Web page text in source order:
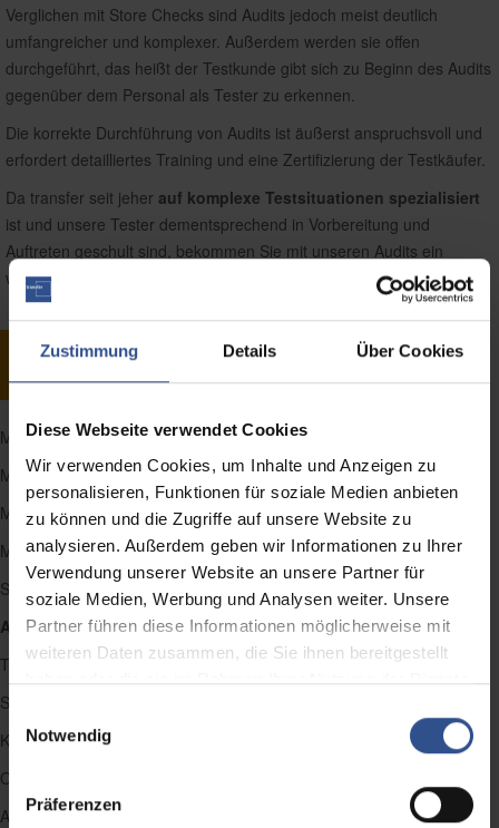
Zustimmung Details Über Cookies
Diese Webseite verwendet Cookies
Wir verwenden Cookies, um Inhalte und Anzeigen zu
personalisieren, Funktionen für soziale Medien anbieten
zu können und die Zugriffe auf unsere Website zu
analysieren. Außerdem geben wir Informationen zu Ihrer
Verwendung unserer Website an unsere Partner für
soziale Medien, Werbung und Analysen weiter. Unsere
Partner führen diese Informationen möglicherweise mit
weiteren Daten zusammen, die Sie ihnen bereitgestellt
haben oder die sie im Rahmen Ihrer Nutzung der Dienste
Einwilligungsauswahl
Notwendig
Präferenzen
Verglichen mit Store Checks sind Audits jedoch meist deutlich
umfangreicher und komplexer. Außerdem werden sie offen
durchgeführt, das heißt der Testkunde gibt sich zu Beginn des Audits
gegenüber dem Personal als Tester zu erkennen.
Die korrekte Durchführung von Audits ist äußerst anspruchsvoll und
erfordert detailliertes Training und eine Zertifizierung der Testkäufer.
Da transfer seit jeher auf komplexe Testsituationen spezialisiert
ist und unsere Tester dementsprechend in Vorbereitung und
Auftreten geschult sind, bekommen Sie mit unseren Audits ein
wertvolles Instrument zur Überprüfung Ihrer Standards an die Hand.
Kontakt aufnehmen
Mystery Visit
Mystery Calling
Mystery Mailing
Mystery E-Shopping
Store Check / Promotion Check
Audits
Transaktionspreisstudien
Social-Media-Test
Kundenerleben
Omnichannel Sales Excellence
Activity Tracking